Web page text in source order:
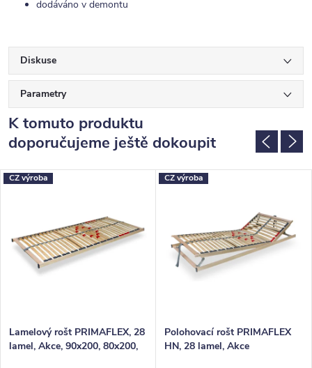
dodáváno v demontu
Diskuse
Parametry
K tomuto produktu
doporučujeme ještě dokoupit
CZ výroba
Lamelový rošt PRIMAFLEX, 28
lamel, Akce, 90x200, 80x200,
CZ výroba
Polohovací rošt PRIMAFLEX
HN, 28 lamel, Akce